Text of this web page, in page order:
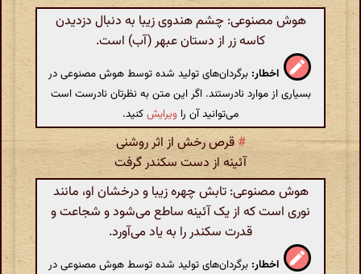
هوش مصنوعی: چشم هندوی زیبا به دنبال دزدیدن
کاسه زر از دستان عبهر (آب) است.
اخطار: برگردان‌های تولید شده توسط هوش مصنوعی در
بسیاری از موارد نادرستند. اگر این متن به نظرتان نادرست است
می‌توانید آن را ویرایشکنید.
#قرص رخش از اثر روشنی
آئینه از دست سکندر گرفت
هوش مصنوعی: تابش چهره زیبا و درخشان او، مانند
نوری است که از یک آئینه ساطع می‌شود و شجاعت و
قدرت سکندر را به یاد می‌آورد.
اخطار: برگردان‌های تولید شده توسط هوش مصنوعی در